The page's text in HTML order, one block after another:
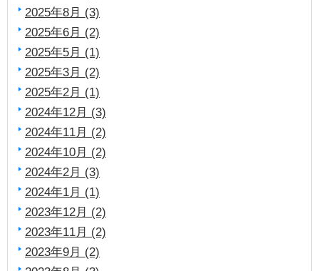
2025年8月 (3)
2025年6月 (2)
2025年5月 (1)
2025年3月 (2)
2025年2月 (1)
2024年12月 (3)
2024年11月 (2)
2024年10月 (2)
2024年2月 (3)
2024年1月 (1)
2023年12月 (2)
2023年11月 (2)
2023年9月 (2)